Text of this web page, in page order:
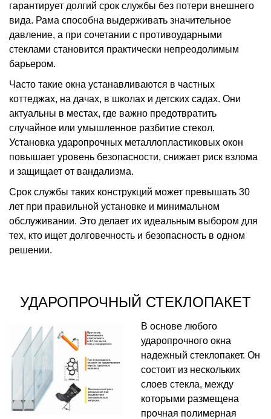
гарантирует долгий срок службы без потери внешнего
вида. Рама способна выдерживать значительное
давление, а при сочетании с противоударными
стеклами становится практически непреодолимым
барьером.
Часто такие окна устанавливаются в частных
коттеджах, на дачах, в школах и детских садах. Они
актуальны в местах, где важно предотвратить
случайное или умышленное разбитие стекол.
Установка ударопрочных металлопластиковых окон
повышает уровень безопасности, снижает риск взлома
и защищает от вандализма.
Срок службы таких конструкций может превышать 30
лет при правильной установке и минимальном
обслуживании. Это делает их идеальным выбором для
тех, кто ищет долговечность и безопасность в одном
решении.
УДАРОПРОЧНЫЙ СТЕКЛОПАКЕТ
В основе любого
ударопрочного окна
надежный стеклопакет. Он
состоит из нескольких
слоев стекла, между
которыми размещена
прочная полимерная